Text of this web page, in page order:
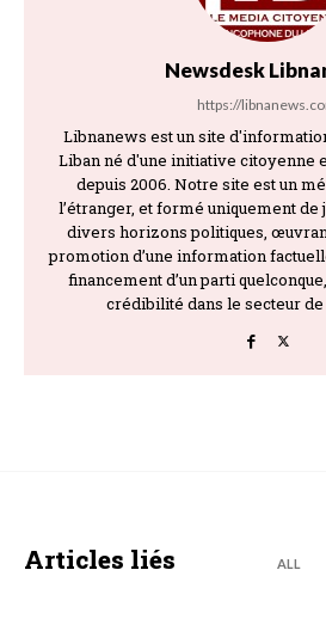
Newsdesk
https://
Libnanews est un site
Liban né d'une initiative citoyenne
depuis 2006. Notre site est un
l’étranger, et formé uniquement de
divers horizons politiques,
promotion d’une information
financement d’un parti
crédibilité dans le secteur
Articles liés ALL